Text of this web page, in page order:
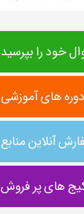
خود را بپرسید
دوره های آموزشی
آنلاین منابع
های پر فروش